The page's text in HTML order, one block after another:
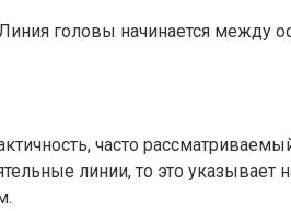
головы начинается между
часто
линии, то это